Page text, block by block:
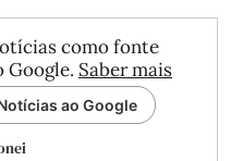
como fonte
Google. Saber mais
ao Google